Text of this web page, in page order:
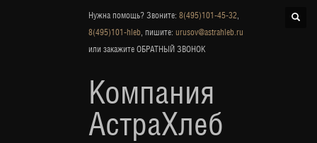
Нужна помощь? Звоните: 8(495)101-45-32,
8(495)101-hleb, пишите: urusov@astrahleb.ru
или закажите ОБРАТНЫЙ ЗВОНОК
Компания
АстраХлеб